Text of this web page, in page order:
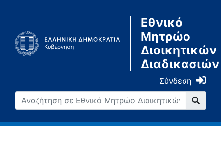
Εθνικό
Μητρώο
Διοικητικών
Διαδικασιών
Σύνδεση